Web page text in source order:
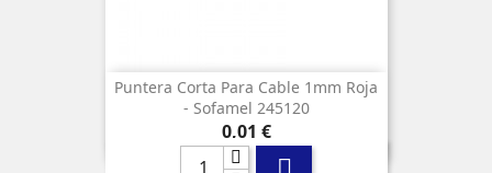
Puntera Corta Para Cable 1mm Roja
- Sofamel 245120
Precio
0,01 €